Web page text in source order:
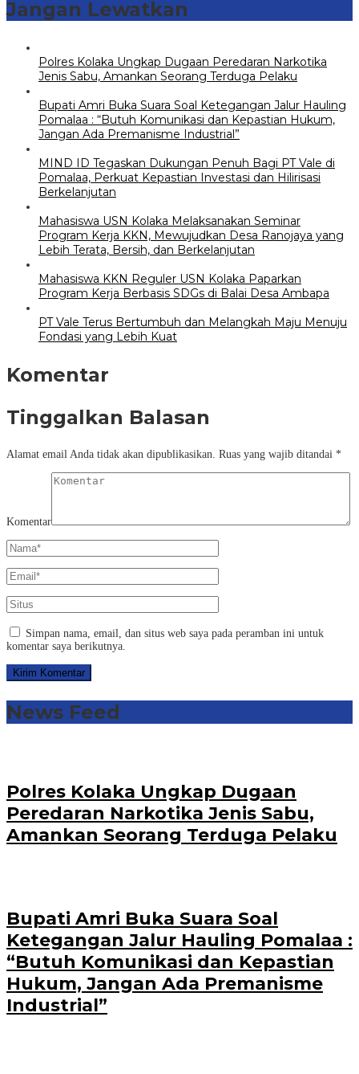
Jangan Lewatkan
Polres Kolaka Ungkap Dugaan Peredaran Narkotika
Jenis Sabu, Amankan Seorang Terduga Pelaku
Bupati Amri Buka Suara Soal Ketegangan Jalur Hauling
Pomalaa : “Butuh Komunikasi dan Kepastian Hukum,
Jangan Ada Premanisme Industrial”
MIND ID Tegaskan Dukungan Penuh Bagi PT Vale di
Pomalaa, Perkuat Kepastian Investasi dan Hilirisasi
Berkelanjutan
Mahasiswa USN Kolaka Melaksanakan Seminar
Program Kerja KKN, Mewujudkan Desa Ranojaya yang
Lebih Terata, Bersih, dan Berkelanjutan
Mahasiswa KKN Reguler USN Kolaka Paparkan
Program Kerja Berbasis SDGs di Balai Desa Ambapa
PT Vale Terus Bertumbuh dan Melangkah Maju Menuju
Fondasi yang Lebih Kuat
Komentar
Tinggalkan Balasan
Alamat email Anda tidak akan dipublikasikan. Ruas yang wajib ditandai *
Komentar
Simpan nama, email, dan situs web saya pada peramban ini untuk
komentar saya berikutnya.
News Feed
Polres Kolaka Ungkap Dugaan
Peredaran Narkotika Jenis Sabu,
Amankan Seorang Terduga Pelaku
Bupati Amri Buka Suara Soal
Ketegangan Jalur Hauling Pomalaa :
“Butuh Komunikasi dan Kepastian
Hukum, Jangan Ada Premanisme
Industrial”